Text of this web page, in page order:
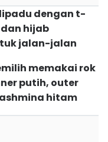
dengan t-
hijab
jalan-jalan
memakai rok
putih, outer
hitam